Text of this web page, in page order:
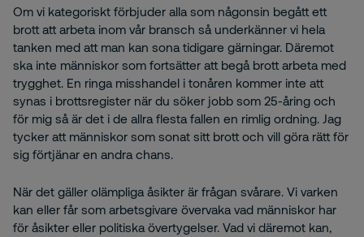
Om vi kategoriskt förbjuder alla som någonsin begått ett
brott att arbeta inom vår bransch så underkänner vi hela
tanken med att man kan sona tidigare gärningar. Däremot
ska inte människor som fortsätter att begå brott arbeta med
trygghet. En ringa misshandel i tonåren kommer inte att
synas i brottsregister när du söker jobb som 25-åring och
för mig så är det i de allra flesta fallen en rimlig ordning. Jag
tycker att människor som sonat sitt brott och vill göra rätt för
sig förtjänar en andra chans.
När det gäller olämpliga åsikter är frågan svårare. Vi varken
kan eller får som arbetsgivare övervaka vad människor har
för åsikter eller politiska övertygelser. Vad vi däremot kan,